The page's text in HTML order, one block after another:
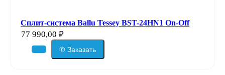
Сплит-система Ballu Tessey BST-24HN1 On-Off
77 990,00 ₽
✆ Заказать